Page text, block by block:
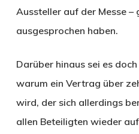
Aussteller auf der Messe –
ausgesprochen haben.
Darüber hinaus sei es
warum ein Vertrag über
wird, der sich allerdings
allen Beteiligten wieder